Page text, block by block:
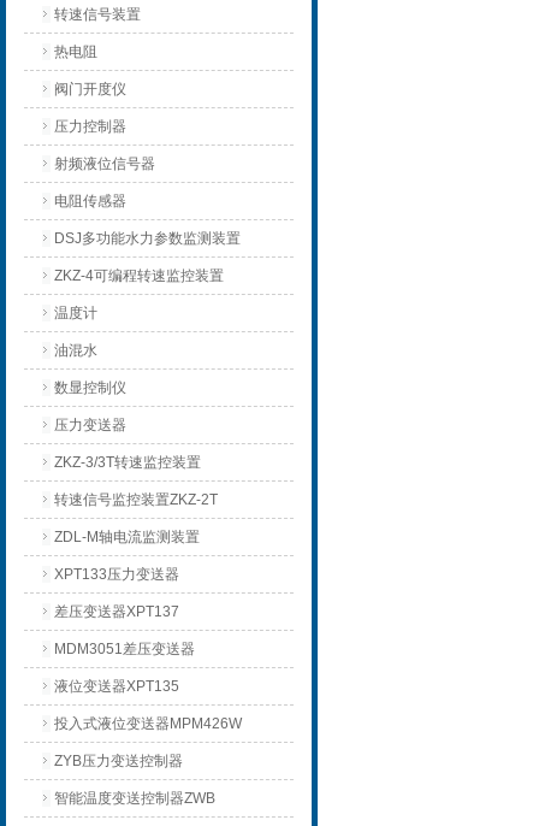
转速信号装置
热电阻
阀门开度仪
压力控制器
射频液位信号器
电阻传感器
DSJ多功能水力参数监测装置
ZKZ-4可编程转速监控装置
温度计
油混水
数显控制仪
压力变送器
ZKZ-3/3T转速监控装置
转速信号监控装置ZKZ-2T
ZDL-M轴电流监测装置
XPT133压力变送器
差压变送器XPT137
MDM3051差压变送器
液位变送器XPT135
投入式液位变送器MPM426W
ZYB压力变送控制器
智能温度变送控制器ZWB